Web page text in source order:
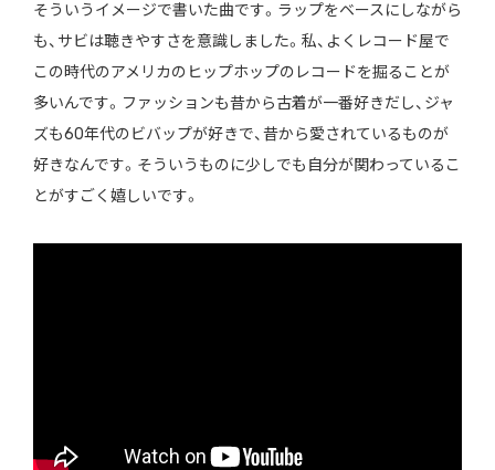
そういうイメージで書いた曲です。ラップをベースにしながら
も、サビは聴きやすさを意識しました。私、よくレコード屋で
この時代のアメリカのヒップホップのレコードを掘ることが
多いんです。ファッションも昔から古着が一番好きだし、ジャ
ズも60年代のビバップが好きで、昔から愛されているものが
好きなんです。そういうものに少しでも自分が関わっているこ
とがすごく嬉しいです。